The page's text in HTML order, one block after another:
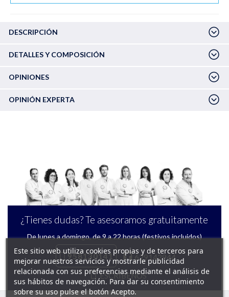
DESCRIPCIÓN
DETALLES Y COMPOSICIÓN
OPINIONES
OPINIÓN EXPERTA
¿Tienes dudas? Te asesoramos gratuitamente
De lunes a domingo, de 9 a 22 horas (festivos incluidos)
958130141
629142944
ESCRÍBENOS
Este sitio web utiliza cookies propias y de terceros para
mejorar nuestros servicios y mostrarle publicidad
relacionada con sus preferencias mediante el análisis de
sus hábitos de navegación. Para dar su consentimiento
sobre su uso pulse el botón Acepto.